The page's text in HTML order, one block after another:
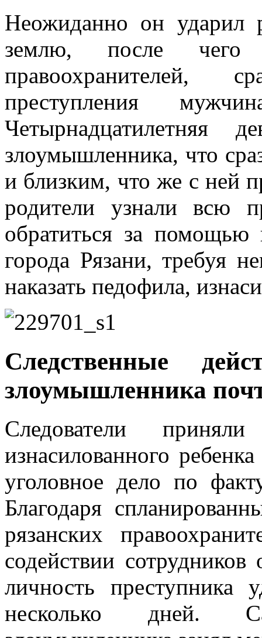
Неожиданно он ударил
землю, после чего
правоохранителей,
преступления
Четырнадцатилетняя
злоумышленника, что
и близким, что же с ней
родители узнали всю
обратиться за помощью
города Рязани, требуя
наказать педофила,
Следственные
злоумышленника
Следователи
изнасилованного
уголовное дело по
Благодаря
рязанских
содействии
личность преступника
несколько дней.